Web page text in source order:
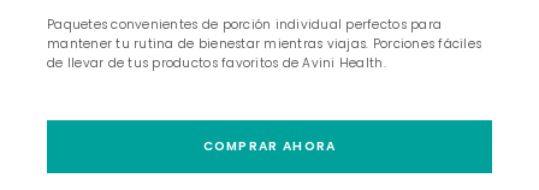
Paquetes convenientes de porción individual perfectos para
mantener tu rutina de bienestar mientras viajas. Porciones fáciles
de llevar de tus productos favoritos de Avini Health.
COMPRAR AHORA